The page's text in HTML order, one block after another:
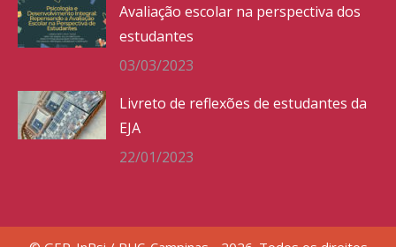
Avaliação escolar na perspectiva dos
estudantes
03/03/2023
Livreto de reflexões de estudantes da
EJA
22/01/2023